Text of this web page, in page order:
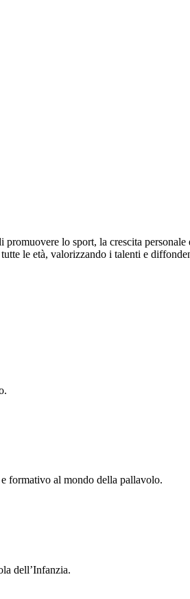
lo sport, la crescita
le età, valorizzando i talenti e
formativo al mondo della pallavolo.
dell’Infanzia.